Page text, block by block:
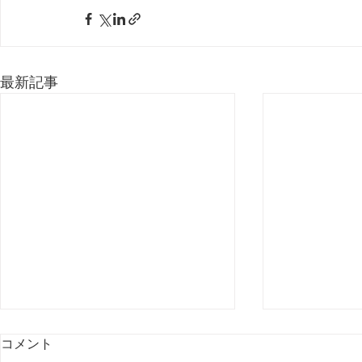
最新記事
コメント